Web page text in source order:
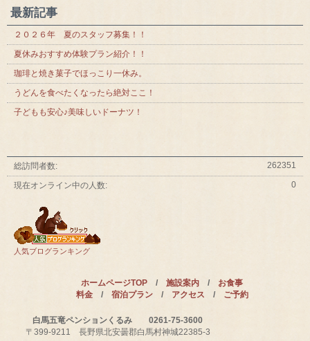
最新記事
２０２６年 夏のスタッフ募集！！
夏休みおすすめ体験プラン紹介！！
珈琲と焼き菓子でほっこり一休み。
うどんを食べたくなったら絶対ここ！
子どもも安心♪美味しいドーナツ！
262351
総訪問者数:
0
現在オンライン中の人数:
人気ブログランキング
ホームページTOP / 施設案内 / お食事
料金/ 宿泊プラン/ アクセス / ご予約
白馬五竜ペンションくるみ 0261-75-3600
〒399-9211 長野県北安曇郡白馬村神城22385-3